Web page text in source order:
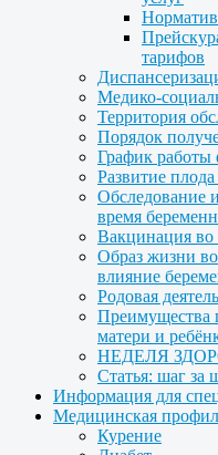
тарифов
Медико-
Территория
Порядок
График работы
Развитие
Обследование
время
Вакцинация во
Образ жизни
влияние
Родовая
Преимущества
матери и
НЕДЕЛЯ
Статья: шаг за
Информация для
Медицинская
Курение